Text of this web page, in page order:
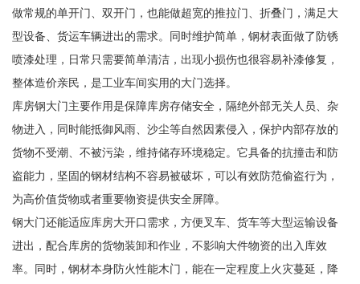
做常规的单开门、双开门，也能做超宽的推拉门、折叠门，满足大
型设备、货运车辆进出的需求。同时维护简单，钢材表面做了防锈
喷漆处理，日常只需要简单清洁，出现小损伤也很容易补漆修复，
整体造价亲民，是工业车间实用的大门选择。
库房钢大门主要作用是保障库房存储安全，隔绝外部无关人员、杂
物进入，同时能抵御风雨、沙尘等自然因素侵入，保护内部存放的
货物不受潮、不被污染，维持储存环境稳定。它具备的抗撞击和防
盗能力，坚固的钢材结构不容易被破坏，可以有效防范偷盗行为，
为高价值货物或者重要物资提供安全屏障。
钢大门还能适应库房大开口需求，方便叉车、货车等大型运输设备
进出，配合库房的货物装卸和作业，不影响大件物资的出入库效
率。同时，钢材本身防火性能木门，能在一定程度上火灾蔓延，降